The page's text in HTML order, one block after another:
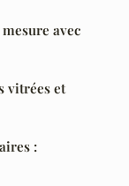
avec
vitrées et
: